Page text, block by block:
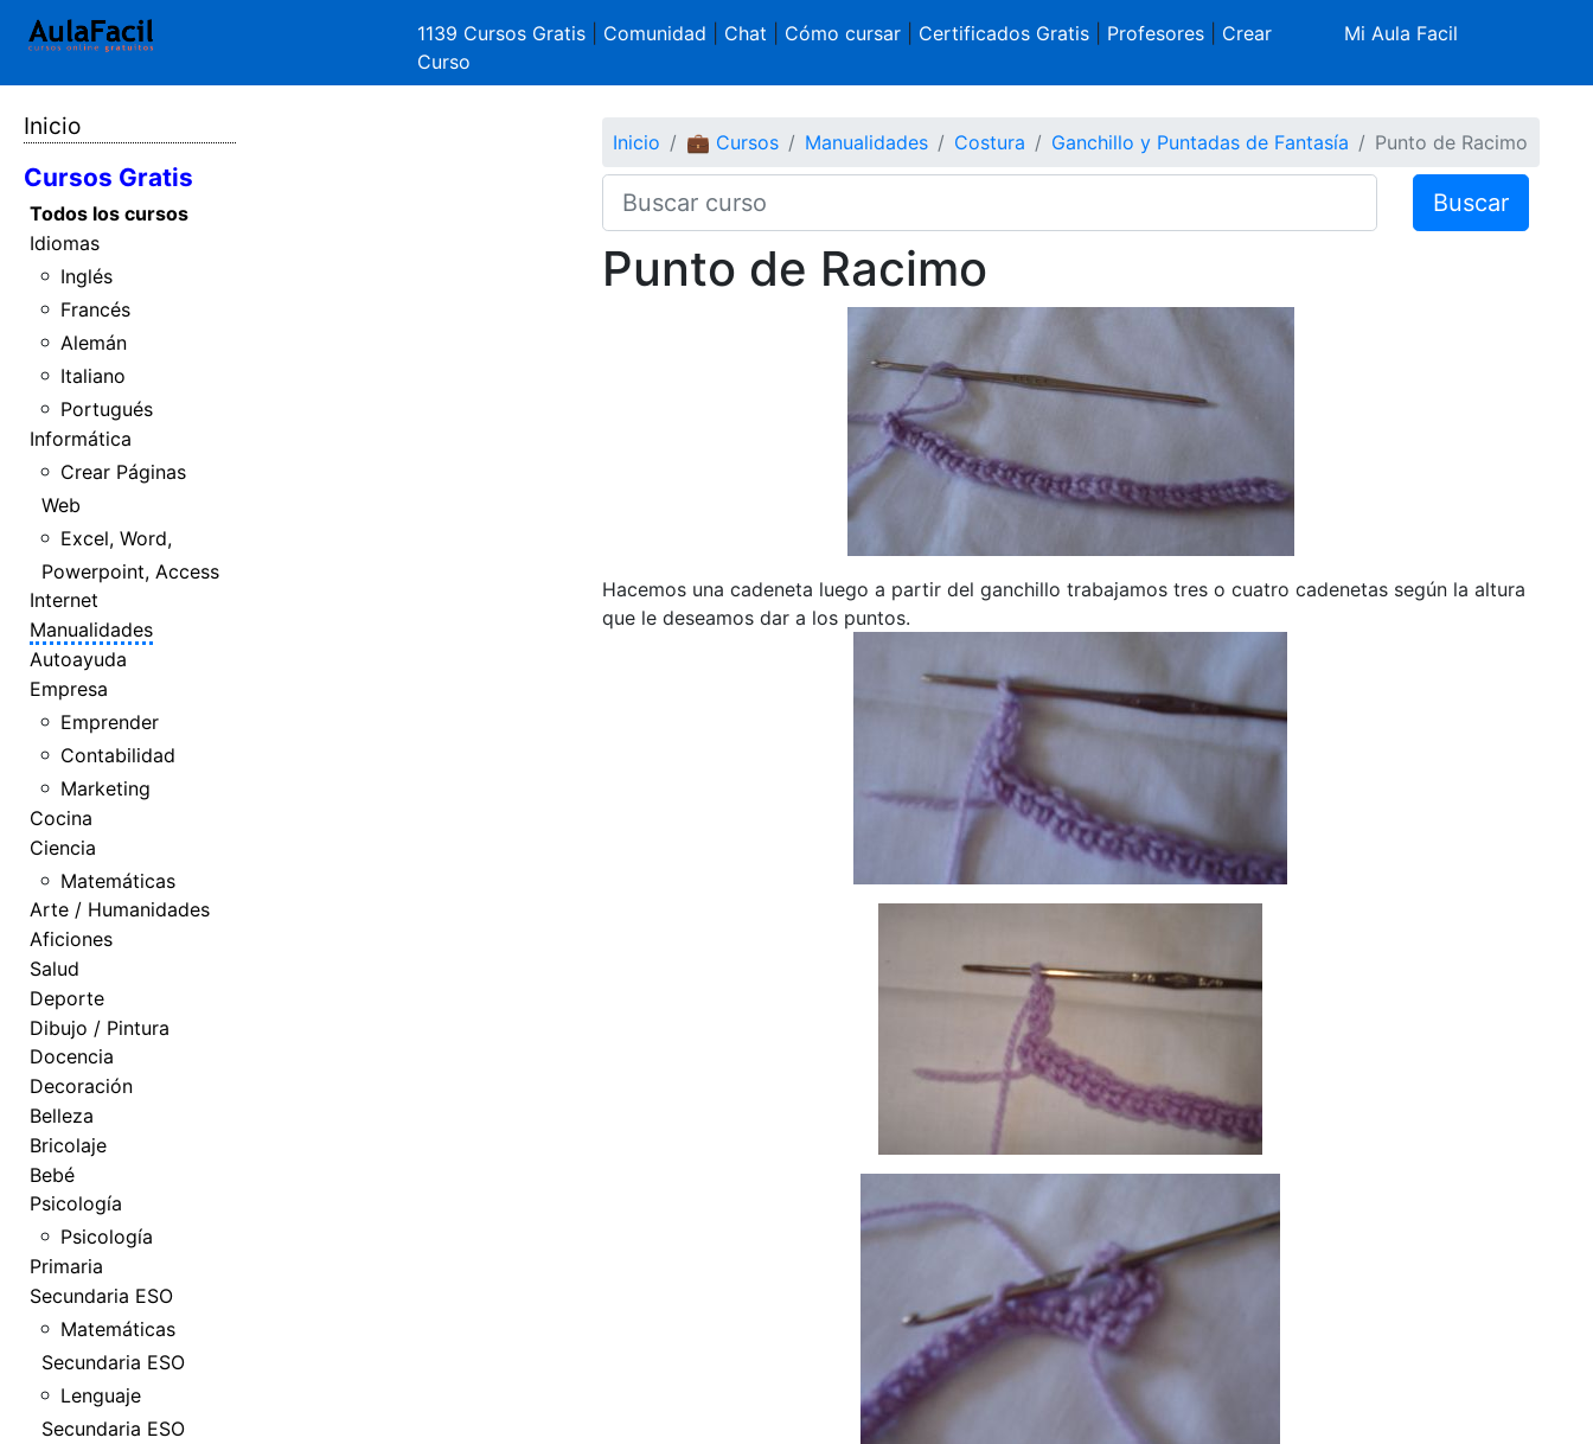
1139 Cursos Gratis Comunidad Chat Cómo cursar| Certificados Gratis| Profesores| Crear
Curso
Mi Aula Facil
Inicio
Cursos Gratis
Todos los cursos
Idiomas
Inglés
Francés
Alemán
Italiano
Portugués
Informática
Crear Páginas
Web
Excel, Word,
Powerpoint, Access
Internet
Manualidades
Autoayuda
Empresa
Emprender
Contabilidad
Marketing
Cocina
Ciencia
Matemáticas
Arte / Humanidades
Aficiones
Salud
Deporte
Dibujo / Pintura
Docencia
Decoración
Belleza
Bricolaje
Bebé
Psicología
Psicología
Primaria
Secundaria ESO
Matemáticas
Secundaria ESO
Lenguaje
Secundaria ESO
Inicio 💼 Cursos Manualidades Costura Ganchillo y Puntadas de Fantasía Punto de Racimo
Buscar
Punto de Racimo
Hacemos una cadeneta luego a partir del ganchillo trabajamos tres o cuatro cadenetas según la altura
que le deseamos dar a los puntos.